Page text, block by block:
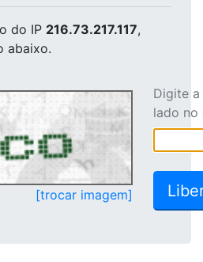
do IP 216.73.217.117,
abaixo.
[trocar imagem]
Digite
lado no